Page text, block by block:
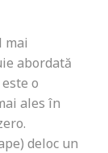
mai
abordată
o
ales în
deloc un